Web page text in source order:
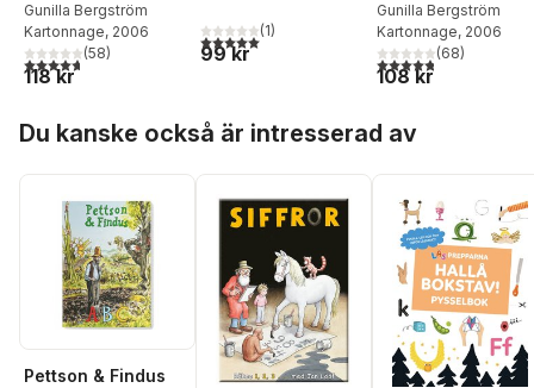
Gunilla Bergström
Kartonnage, 2006
4,7utav 5 stjärnor. Totalt antal röster:
(58)
118 kr
5,0utav 5 stjärnor. Totalt antal röster:
(1)
99 kr
Gunilla Bergström
Kartonnage, 2006
4,8utav 5 stjärnor.
(68)
108 kr
Du kanske också är intresserad av
Pettson & Findus